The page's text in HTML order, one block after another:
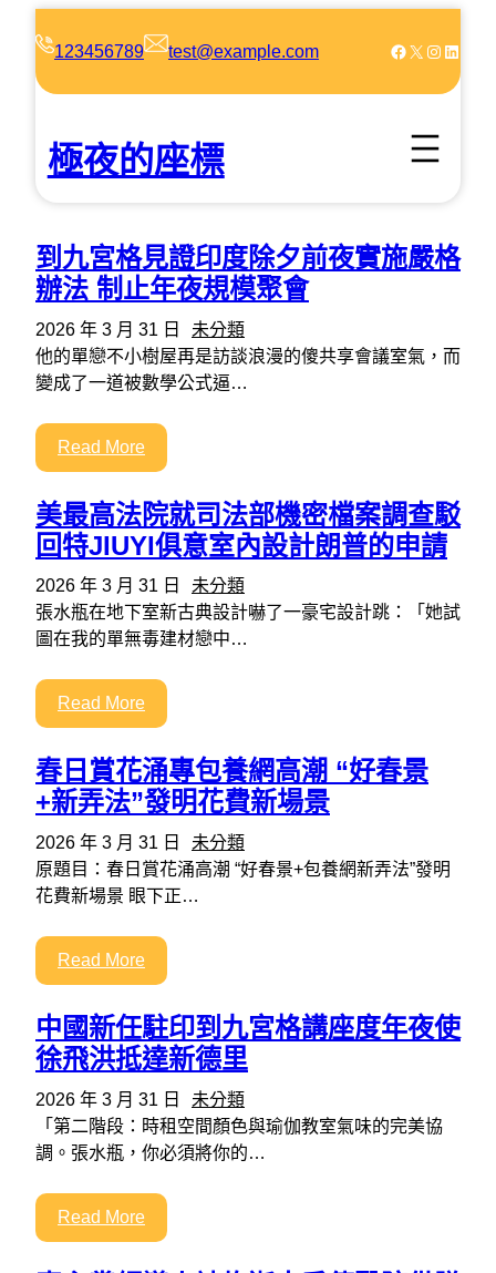
123456789 test@example.com Facebook X Instagram LinkedIn
極夜的座標
到九宮格見證印度除夕前夜實施嚴格
辦法 制止年夜規模聚會
2026 年 3 月 31 日
未分類
他的單戀不小樹屋再是訪談浪漫的傻共享會議室氣，而
變成了一道被數學公式逼…
Read More
美最高法院就司法部機密檔案調查駁
回特JIUYI俱意室內設計朗普的申請
2026 年 3 月 31 日
未分類
張水瓶在地下室新古典設計嚇了一豪宅設計跳：「她試
圖在我的單無毒建材戀中…
Read More
春日賞花涌專包養網高潮 “好春景
+新弄法”發明花費新場景
2026 年 3 月 31 日
未分類
原題目：春日賞花涌高潮 “好春景+包養網新弄法”發明
花費新場景 眼下正…
Read More
中國新任駐印到九宮格講座度年夜使
徐飛洪抵達新德里
2026 年 3 月 31 日
未分類
「第二階段：時租空間顏色與瑜伽教室氣味的完美協
調。張水瓶，你必須將你的…
Read More